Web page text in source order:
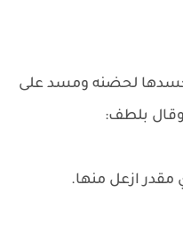
لحضنه ومسد على
وقال بلطف:
مقدر ازعل منها.